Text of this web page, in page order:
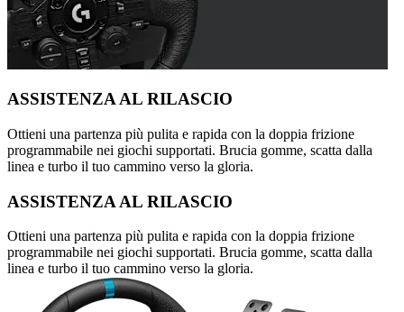
ASSISTENZA AL RILASCIO
Ottieni una partenza più pulita e rapida con la doppia frizione
programmabile nei giochi supportati. Brucia gomme, scatta dalla
linea e turbo il tuo cammino verso la gloria.
ASSISTENZA AL RILASCIO
Ottieni una partenza più pulita e rapida con la doppia frizione
programmabile nei giochi supportati. Brucia gomme, scatta dalla
linea e turbo il tuo cammino verso la gloria.